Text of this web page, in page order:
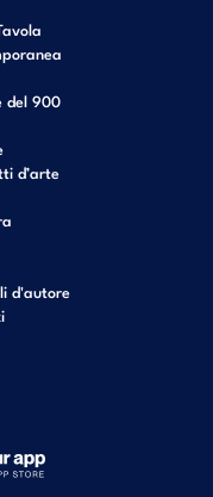
del 900
d’arte
d'autore